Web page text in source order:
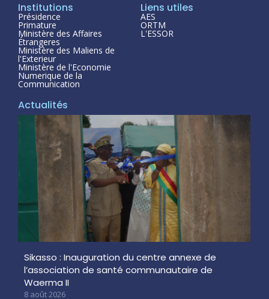
Institutions
Présidence
Primature
Ministère des Affaires
Étrangeres
Ministère des Maliens de
l'Exterieur
Ministère de l'Economie
Numerique de la
Communication
Liens utiles
AES
ORTM
L'ESSOR
Actualités
Sikasso : Inauguration du centre annexe de
l’association de santé communautaire de
Waerma II
8 août 2026